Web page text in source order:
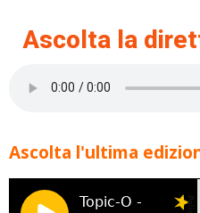
Ascolta la
Ascolta l'ultima